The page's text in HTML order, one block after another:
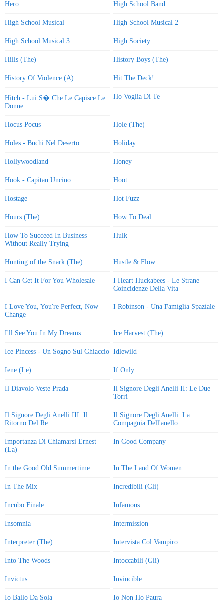
Hero High School Band
High School Musical High School Musical 2
High School Musical 3 High Society
Hills (The) History Boys (The)
History Of Violence (A) Hit The Deck!
Hitch - Lui S� Che Le Capisce Le
Donne
Ho Voglia Di Te
Hocus Pocus Hole (The)
Holes - Buchi Nel Deserto Holiday
Hollywoodland Honey
Hook - Capitan Uncino Hoot
Hostage Hot Fuzz
Hours (The) How To Deal
How To Succeed In Business
Without Really Trying
Hulk
Hunting of the Snark (The) Hustle & Flow
I Can Get It For You Wholesale
I Heart Huckabees - Le Strane
Coincidenze Della Vita
I Love You, You're Perfect, Now
Change
I Robinson - Una Famiglia Spaziale
I'll See You In My Dreams Ice Harvest (The)
Ice Pincess - Un Sogno Sul Ghiaccio Idlewild
Iene (Le) If Only
Il Diavolo Veste Prada
Il Signore Degli Anelli II: Le Due
Torri
Il Signore Degli Anelli III: Il
Ritorno Del Re
Il Signore Degli Anelli: La
Compagnia Dell'anello
Importanza Di Chiamarsi Ernest
(La)
In Good Company
In the Good Old Summertime In The Land Of Women
In The Mix Incredibili (Gli)
Incubo Finale Infamous
Insomnia Intermission
Interpreter (The) Intervista Col Vampiro
Into The Woods Intoccabili (Gli)
Invictus Invincible
Io Ballo Da Sola Io Non Ho Paura